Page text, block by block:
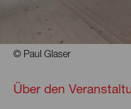
© Paul Glaser
Über den